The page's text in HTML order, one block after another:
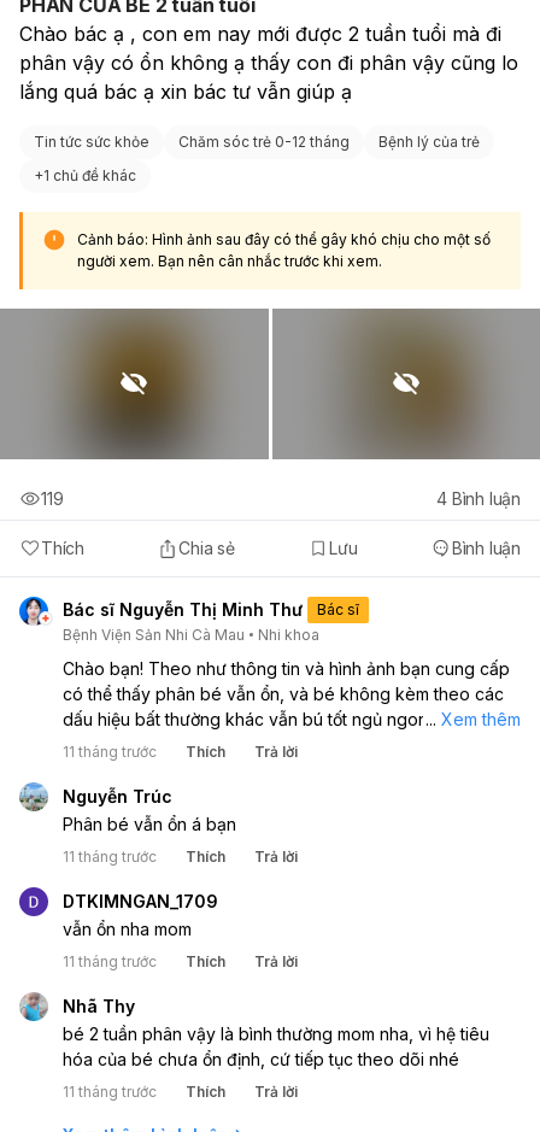
Chào bác ạ , con em nay mới được 2 tuần tuổi mà đi
phân vậy có ổn không ạ thấy con đi phân vậy cũng lo
lắng quá bác ạ xin bác tư vẫn giúp ạ
Tin tức sức khỏe Chăm sóc trẻ 0-12 tháng
Bệnh lý của trẻ
+1 chủ đề khác
Cảnh báo: Hình ảnh sau đây có thể gây khó chịu cho một số
người xem. Bạn nên cân nhắc trước khi xem.
Thích Chia sẻ Lưu Bình luận
119 4 Bình luận
Bác sĩ Nguyễn Thị Minh Thư
Bác sĩ
Bệnh Viện Sản Nhi Cà Mau
Nhi khoa
Chào bạn! Theo như thông tin và hình ảnh bạn cung cấp
có thể thấy phân bé vẫn ổn, và bé không kèm theo các
dấu hiệu bất thường khác vẫn bú tốt ngủ ngon và chơi
giỡn bình thường, vậy có thể không cần lo lắng quá chỉ
đừ, bú ít hay bỏ bú, sốt, ọc sữa, tiêu máu, nôn ói, quấy
khóc khó ngủ,.... bạn nên sớm đưa bé đi khám chuyên
khoa nhé. Thân chào!
... Xem thêm
11 tháng trước Thích Trả lời
Nguyễn Trúc
Phân bé vẫn ổn á bạn
11 tháng trước Thích Trả lời
DTKIMNGAN_1709
vẫn ổn nha mom
11 tháng trước Thích Trả lời
Nhã Thy
bé 2 tuần phân vậy là bình thường mom nha, vì hệ tiêu
hóa của bé chưa ổn định, cứ tiếp tục theo dõi nhé
11 tháng trước Thích Trả lời